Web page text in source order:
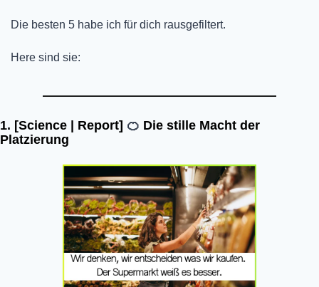
Die besten 5 habe ich für dich rausgefiltert.
Here sind sie:
1. [Science | Report] 🍊 Die stille Macht der
Platzierung